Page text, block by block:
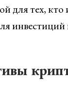
для тех,
инвестиций